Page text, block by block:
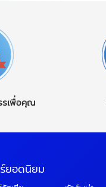
รเพื่อคุณ
ยอดนิยม